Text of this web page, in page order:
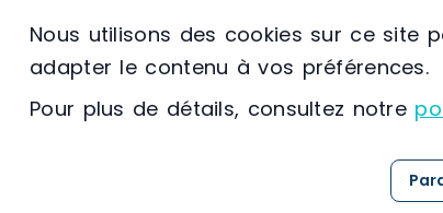
SETAMest spécialisée dans la
solutions dédiées austockage
expertise développée depuis
Grâce à une maîtrise
Nous utilisons des cookies sur ce site
adapter le contenu à vos préférences.
Pour plus de détails, consultez notre